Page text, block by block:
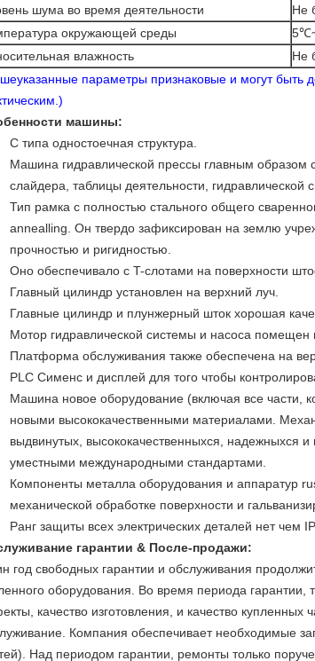
шума во время деятельности
Не
окружающей среды
влажность
Не
параметры признаковые и могут быть
машины:
C типа одностоечная структура.
Машина гидравлической прессы главным образом
слайдера, таблицы деятельности, гидравлической
Тип рамка c полностью стального общего
annealling. Он твердо зафиксирован на землю
прочностью и ригидностью.
Оно обеспечивало с T-слотами на поверхности
Главный цилиндр установлен на верхний луч.
Главные цилиндр и плунжерный шток хорошая
Мотор гидравлической системы и насоса помещен
Платформа обслуживания также обеспечена на
PLC Сименс и дисплей для того чтобы
Машина новое оборудование (включая все части,
новыми высококачественными материалами.
выдвинутых, высококачественныхся, надежныхся и
уместными международными стандартами.
Компоненты металла оборудования и аппаратур
механической обработке поверхности и
Ранг защиты всех электрических деталей нет чем
гарантии & После-продажи:
год свободных гарантии и обслуживания
оборудования. Во время периода гарантии,
качество изготовления, и качество
Компания обеспечивает необходимые
Над периодом гарантии, ремонты только